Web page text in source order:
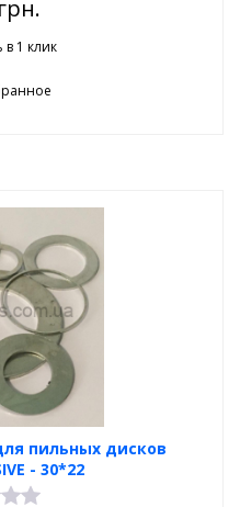
в 1 клик
пильных дисков
- 30*22